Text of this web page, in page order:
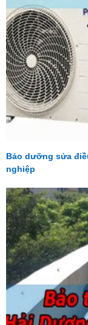
Bảo dưỡng sửa
nghiệp